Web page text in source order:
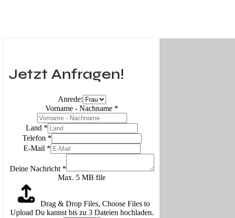
Jetzt Anfragen!
Anrede:
Vorname - Nachname *
Land *
Telefon *
E-Mail *
Deine Nachricht *
Max. 5 MB file
Drag & Drop Files, Choose Files to
Upload Du kannst bis zu 3 Dateien hochladen.